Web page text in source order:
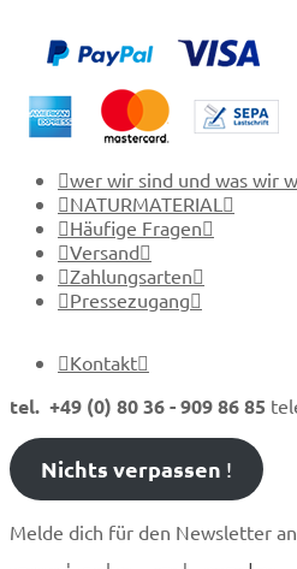
wer wir sind und was wir
NATURMATERIAL
Häufige Fragen
Versand
Zahlungsarten
Pressezugang
Kontakt
tel. +49 (0) 80 36 - 909 86 85
Nichts verpassen !
Melde dich für den Newsletter